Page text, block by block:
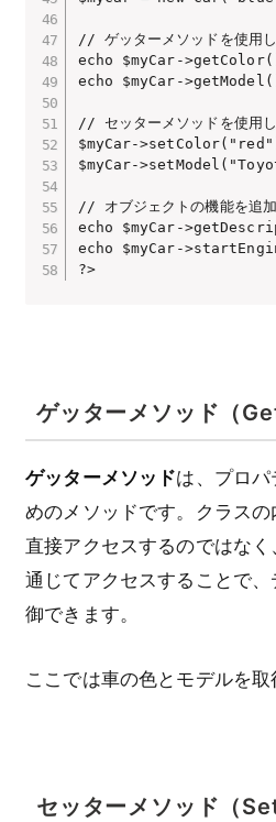
// ゲッターメソッドを使用
echo $myCar-
echo $myCar-
// セッターメソッドを使用
$myCar-
$myCar-
// オブジェクトの機能を追加
echo $myCar-
echo $myCar-
?>
ゲッターメソッド（
ゲッターメソッドは、プロ
めのメソッドです。クラス
直接アクセスするのではな
通じてアクセスすることで
御できます。
ここでは車の色とモデルを取
セッターメソッド（